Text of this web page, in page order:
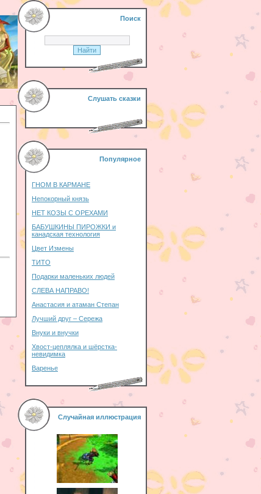
Поиск
Слушать сказки
Популярное
ГНОМ В КАРМАНЕ
Непокорный князь
НЕТ КОЗЫ С ОРЕХАМИ
БАБУШКИНЫ ПИРОЖКИ и
канадская технология
Цвет Измены
ТИТО
Подарки маленьких людей
СЛЕВА НАПРАВО!
Анастасия и атаман Степан
Лучший друг – Сережа
Внуки и внучки
Хвост-цеплялка и шёрстка-
невидимка
Варенье
Случайная иллюстрация